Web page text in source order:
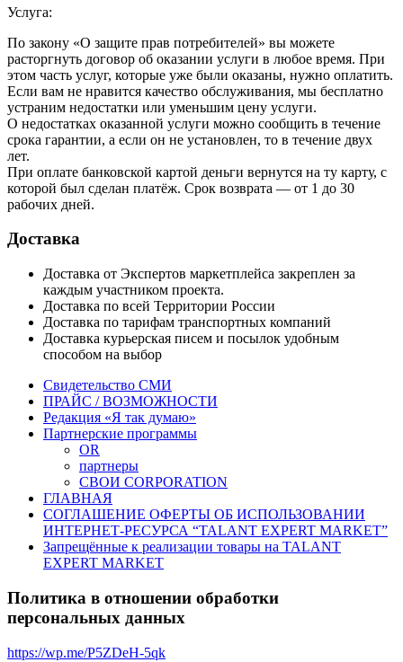
Услуга:
По закону «О защите прав потребителей» вы можете
расторгнуть договор об оказании услуги в любое время. При
этом часть услуг, которые уже были оказаны, нужно оплатить.
Если вам не нравится качество обслуживания, мы бесплатно
устраним недостатки или уменьшим цену услуги.
О недостатках оказанной услуги можно сообщить в течение
срока гарантии, а если он не установлен, то в течение двух
лет.
При оплате банковской картой деньги вернутся на ту карту, с
которой был сделан платёж. Срок возврата — от 1 до 30
рабочих дней.
Доставка
Доставка от Экспертов маркетплейса закреплен за
каждым участником проекта.
Доставка по всей Территории России
Доставка по тарифам транспортных компаний
Доставка курьерская писем и посылок удобным
способом на выбор
Свидетельство СМИ
ПРАЙС / ВОЗМОЖНОСТИ
Редакция «Я так думаю»
Партнерские программы
OR
партнеры
СВОИ CORPORATION
ГЛАВНАЯ
СОГЛАШЕНИЕ ОФЕРТЫ ОБ ИСПОЛЬЗОВАНИИ
ИНТЕРНЕТ-РЕСУРСА “TALANT EXPERT MARKET”
Запрещённые к реализации товары на TALANT
EXPERT MARKET
Политика в отношении обработки
персональных данных
https://wp.me/P5ZDeH-5qk